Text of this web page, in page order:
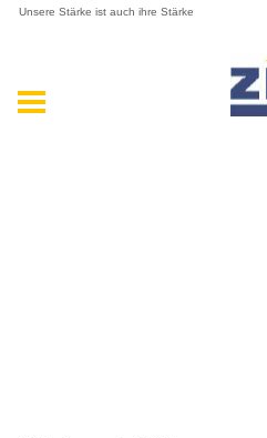
Unsere Stärke ist auch ihre Stärke